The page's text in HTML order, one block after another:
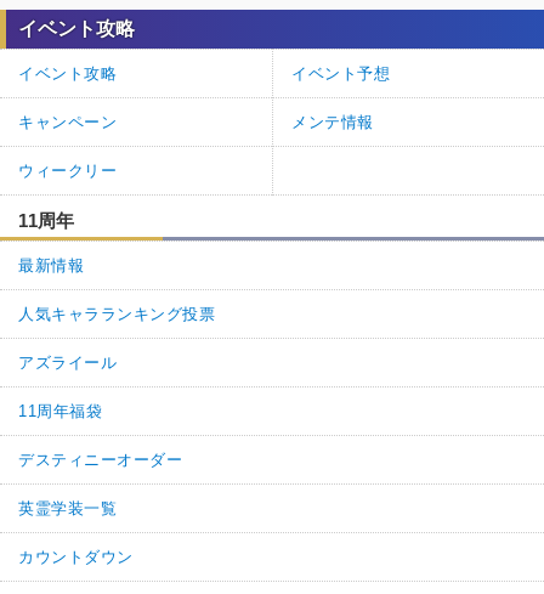
貴重な情報提供、ありがとうございます！ほかのボイスと合わせ、
追記させて頂きました！
返信 (0) 1
1. 名無しさん 通報
うーん なつはいつまでつづくのだろう
もうおわった？
絆レベル3
う〜ん すずしいすずしー
絆レベル4
ますたーますた どこいくの？
わたしもついていくからね♪
返信 (0)
イベント攻略
イベント攻略 イベント予想
キャンペーン メンテ情報
ウィークリー
11周年
最新情報
人気キャラランキング投票
アズライール
11周年福袋
デスティニーオーダー
英霊学装一覧
カウントダウン